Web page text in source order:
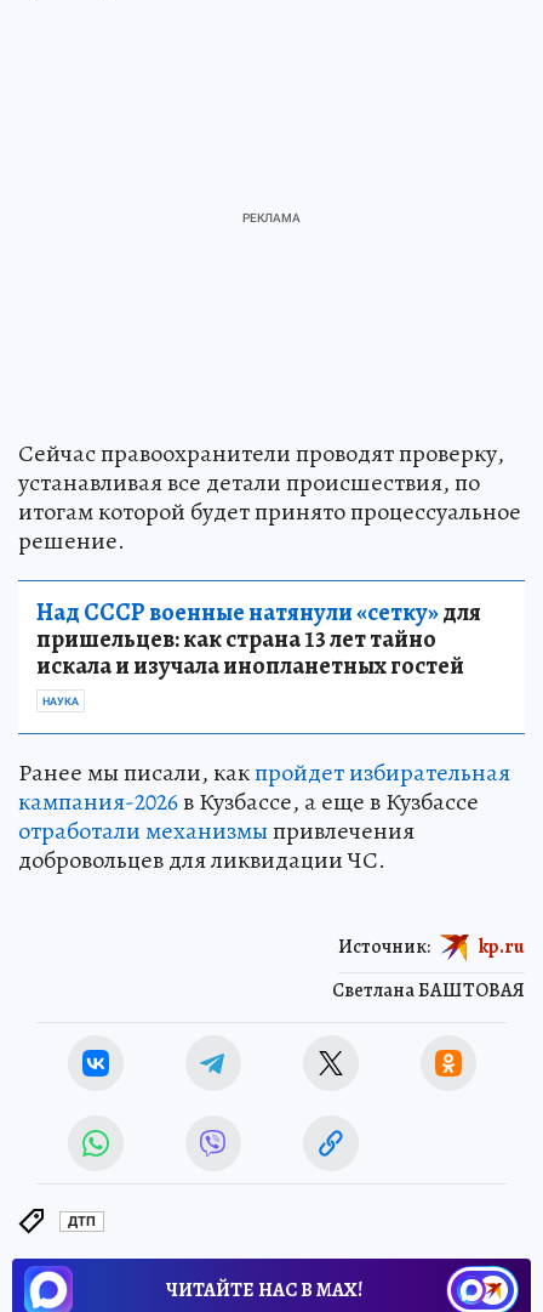
Сейчас правоохранители проводят проверку,
устанавливая все детали происшествия, по
итогам которой будет принято процессуальное
решение.
Над СССР военные натянули «сетку»для
пришельцев: как страна 13 лет тайно
искала и изучала инопланетных гостей
НАУКА
Ранее мы писали, какпройдет избирательная
кампания-2026в Кузбассе, а еще в Кузбассе
отработали механизмыпривлечения
добровольцев для ликвидации ЧС.
Светлана БАШТОВАЯ
Источник: kp.ru
ДТП
ЧИТАЙТЕ НАС В МАХ!